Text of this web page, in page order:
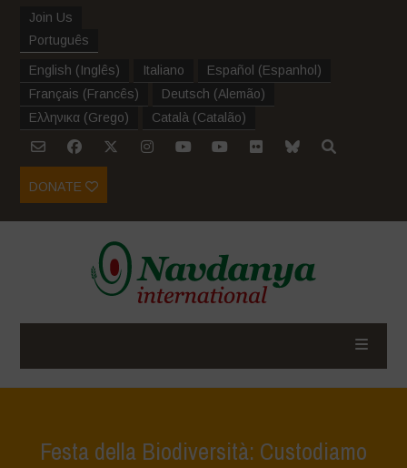
Join Us
Português
English (Inglês) Italiano Español (Espanhol )
Français (Francês) Deutsch (Alemão)
Ελληνικα (Grego) Català (Catalão)
DONATE
Festa della Biodiversità: Custodiamo